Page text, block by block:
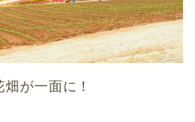
が一面に！